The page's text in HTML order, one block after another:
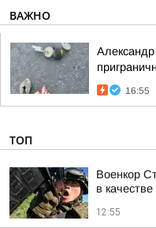
ВАЖНО
16:55
ТОП
Военкор
в
12:55